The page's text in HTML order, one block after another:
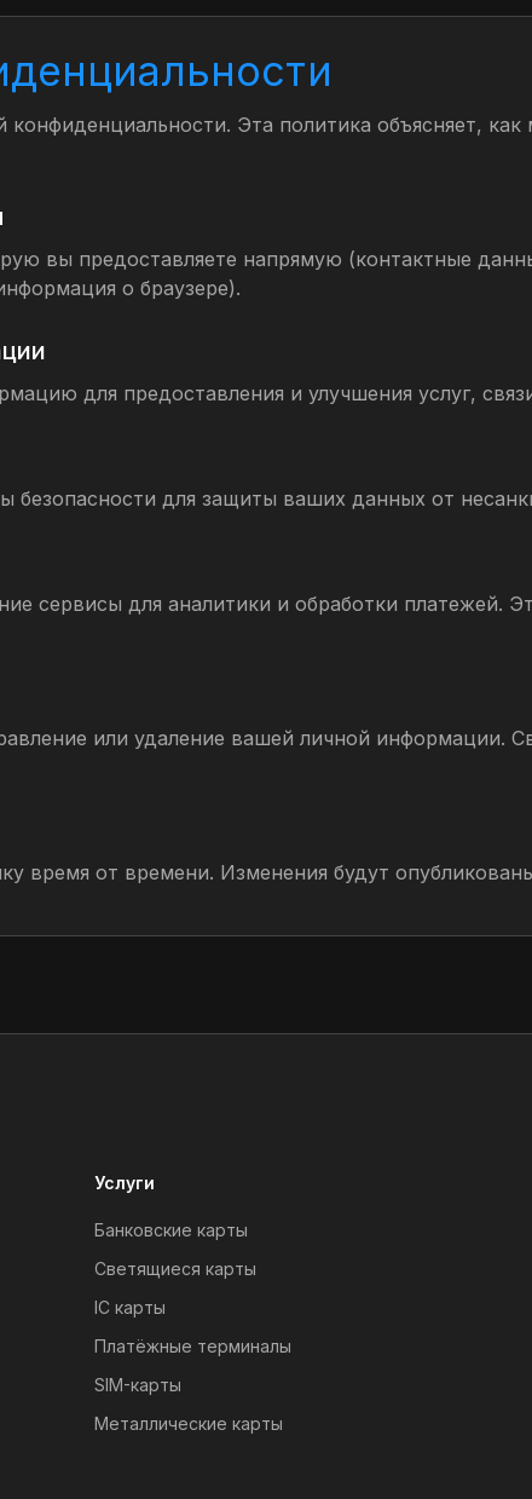
Эта политика объясняет,
вы предоставляете напрямую (контактные
о браузере).
для предоставления и улучшения услуг,
для защиты ваших данных от
сервисы для аналитики и обработки платежей.
или удаление вашей личной информации.
время от времени. Изменения будут
Услуги
Банковские карты
Светящиеся карты
IC карты
Платёжные терминалы
SIM-карты
Металлические карты